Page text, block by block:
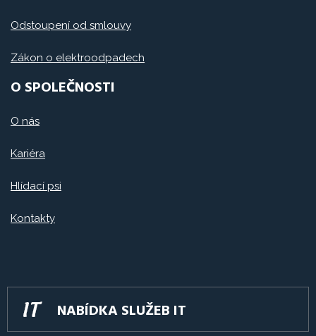
Odstoupení od smlouvy
Zákon o elektroodpadech
O SPOLEČNOSTI
O nás
Kariéra
Hlídací psi
Kontakty
NABÍDKA SLUŽEB IT